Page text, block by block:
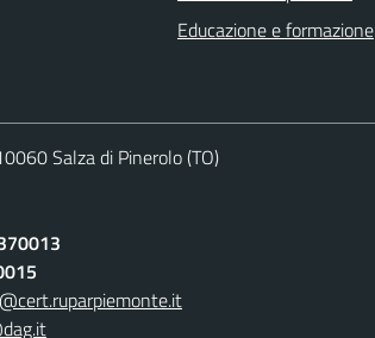
Educazione e formazione
Salza di Pinerolo (TO)